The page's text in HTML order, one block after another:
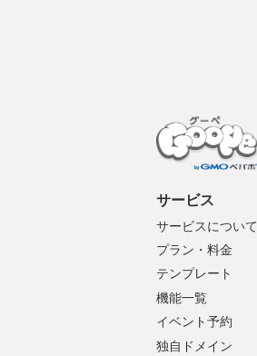
サービス
サービスについて
プラン・料金
テンプレート
機能一覧
イベント予約
独自ドメイン